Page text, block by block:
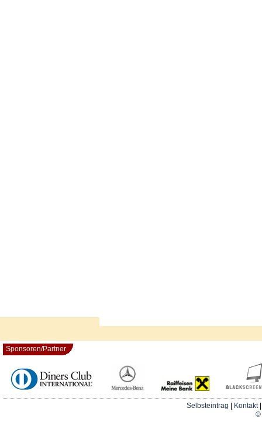
Sponsoren/Partner
Selbsteintrag Kontakt
©